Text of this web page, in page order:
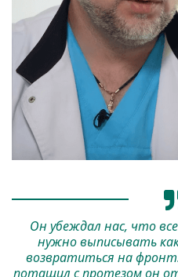
Он убеждал нас, что
нужно выписывать
возвратиться на
потащил с протезом он